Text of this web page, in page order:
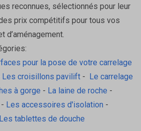
orienté ? Oui, il est orientable à
? Oui, il est certifié NF.
facilement ? Oui, grâce au
furet Ø7 mm.
reconnues, sélectionnés pour leur
prix compétitifs pour tous vos
d’aménagement.
pour la pose de votre carrelage
Les croisillons pavilift-
Le carrelage
à gorge - La laine de roche -
- Les accessoires d'isolation -
Les tablettes de douche